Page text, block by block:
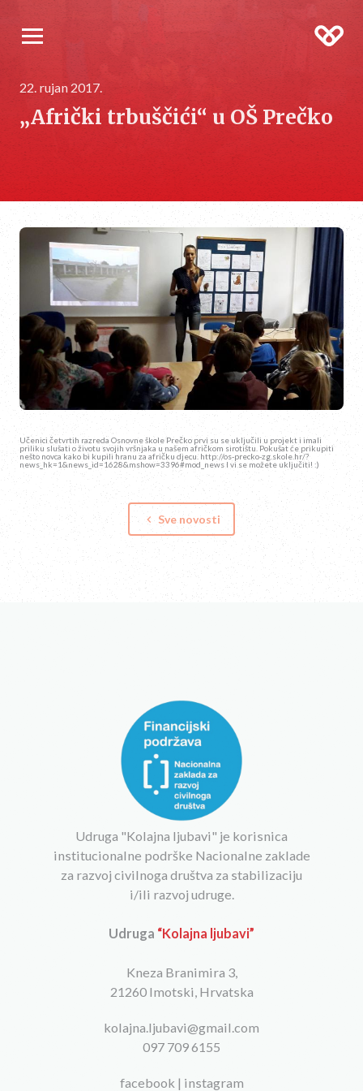
22. rujan 2017.
„Afrički trbuščići“ u OŠ Prečko
Učenici četvrtih razreda Osnovne škole Prečko prvi su se uključili u projekt i imali
priliku slušati o životu svojih vršnjaka u našem afričkom sirotištu. Pokušat će prikupiti
nešto novca kako bi kupili hranu za afričku djecu. http://os-precko-zg.skole.hr/?
news_hk=1&news_id=1628&mshow=3396#mod_news I vi se možete uključiti! :)
keyboard_arrow_left Sve novosti
Udruga "Kolajna ljubavi" je korisnica
institucionalne podrške Nacionalne zaklade
za razvoj civilnoga društva za stabilizaciju
i/ili razvoj udruge.
Udruga “Kolajna ljubavi”
Kneza Branimira 3,
21260 Imotski, Hrvatska
kolajna.ljubavi@gmail.com
097 709 6155
facebook | instagram